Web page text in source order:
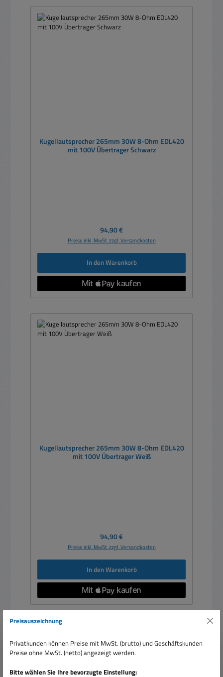
Kugellautsprecher 265mm 30W 8-Ohm EDL420
mit 100V Übertrager Schwarz
Regulärer Preis:
94,90 €
Preise inkl. MwSt. zzgl. Versandkosten
In den Warenkorb
Kugellautsprecher 265mm 30W 8-Ohm EDL420
mit 100V Übertrager Weiß
Regulärer Preis:
94,90 €
Preise inkl. MwSt. zzgl. Versandkosten
In den Warenkorb
Preisauszeichnung
Privatkunden können Preise mit MwSt. (brutto) und Geschäftskunden
Preise ohne MwSt. (netto) angezeigt werden.
Bitte wählen Sie Ihre bevorzugte Einstellung: